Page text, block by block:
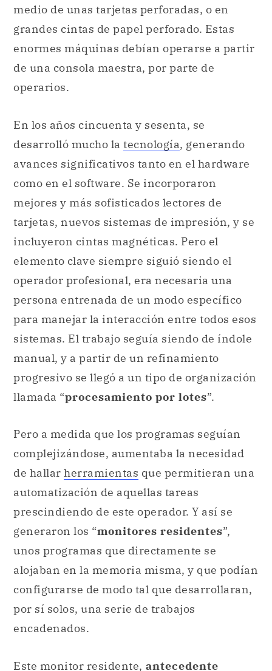
medio de unas tarjetas perforadas, o en
grandes cintas de papel perforado. Estas
enormes máquinas debían operarse a partir
de una consola maestra, por parte de
operarios.
En los años cincuenta y sesenta, se
desarrolló mucho la tecnología, generando
avances significativos tanto en el hardware
como en el software. Se incorporaron
mejores y más sofisticados lectores de
tarjetas, nuevos sistemas de impresión, y se
incluyeron cintas magnéticas. Pero el
elemento clave siempre siguió siendo el
operador profesional, era necesaria una
persona entrenada de un modo específico
para manejar la interacción entre todos esos
sistemas. El trabajo seguía siendo de índole
manual, y a partir de un refinamiento
progresivo se llegó a un tipo de organización
llamada “procesamiento por lotes”.
Pero a medida que los programas seguían
complejizándose, aumentaba la necesidad
de hallar herramientas que permitieran una
automatización de aquellas tareas
prescindiendo de este operador. Y así se
generaron los “monitores residentes”,
unos programas que directamente se
alojaban en la memoria misma, y que podían
configurarse de modo tal que desarrollaran,
por sí solos, una serie de trabajos
encadenados.
Este monitor residente, antecedente